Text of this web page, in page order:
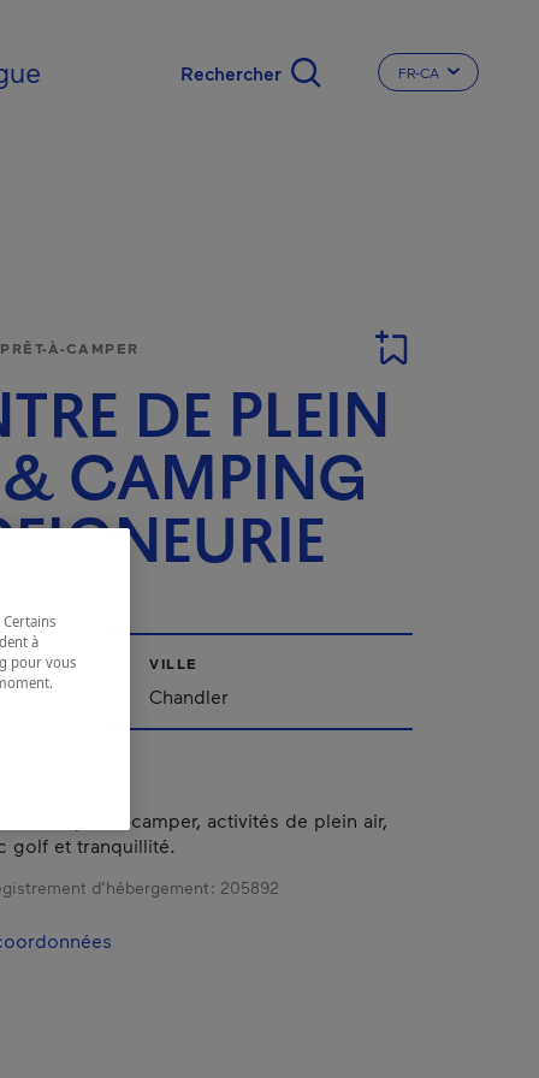
CHANGER LA
FR-CA
À-CAMPER
DE PLEIN
CAMPING
VILLE
Chandler
avec prêt-à-camper, activités de plein air,
golf et tranquillité.
d’hébergement : 205892
à
pour vous